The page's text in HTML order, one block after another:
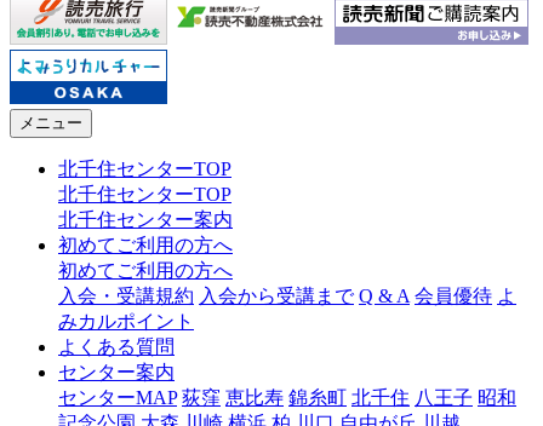
メニュー
北千住センターTOP
北千住センターTOP
北千住センター案内
初めてご利用の方へ
初めてご利用の方へ
入会・受講規約 入会から受講まで Q & A 会員優待 よ
みカルポイント
よくある質問
センター案内
センターMAP 荻窪 恵比寿 錦糸町 北千住 八王子 昭和